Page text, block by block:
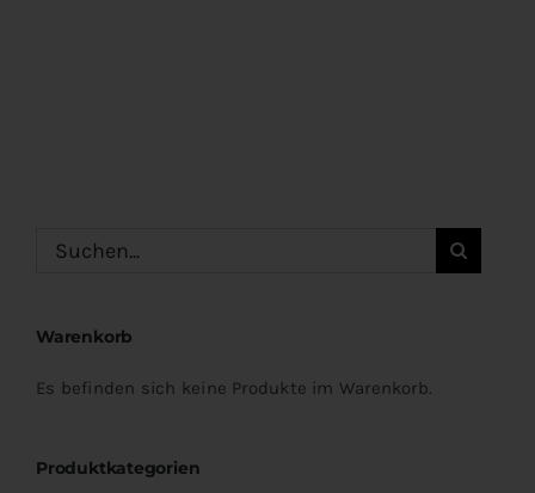
Suche
Warenkorb
Es befinden sich keine Produkte im Warenkorb.
Produktkategorien